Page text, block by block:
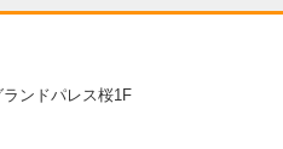
ンドパレス桜1F